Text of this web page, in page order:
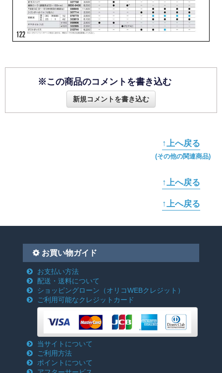
※この商品のコメントを書き込む
新規コメントを書き込む
↑上へ戻る
(その他の関連商品)
↑上へ戻る
↑上へ戻る
お買い物ガイド
お支払い方法
配送・送料について
ショッピングローン （オリコWEBクレジット）
ご利用可能なクレジットカード
当サイトについて
ご利用方法
ポイントについて